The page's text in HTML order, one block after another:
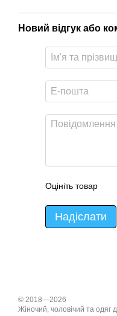
Новий відгук або
Оцініть товар
Надіслати
© 2018—2026
Жіночий, чоловічий та одяг